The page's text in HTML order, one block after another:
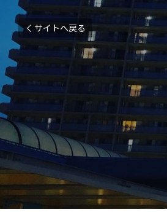
サイトへ戻る